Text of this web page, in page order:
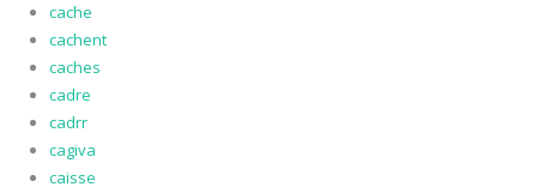
cache
cachent
caches
cadre
cadrr
cagiva
caisse